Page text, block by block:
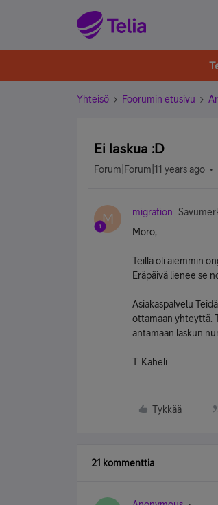
Yhteisö Foorumin etusivu
Ei laskua :D
Forum|Forum|11 years ago
M migration
Moro,
Teillä oli aiemmin
Eräpäivä lienee se
Asiakaspalvelu
ottamaan yhteyttä.
antamaan laskun
T. Kaheli
Tykkää
21 kommenttia